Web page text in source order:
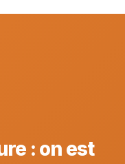
: on est